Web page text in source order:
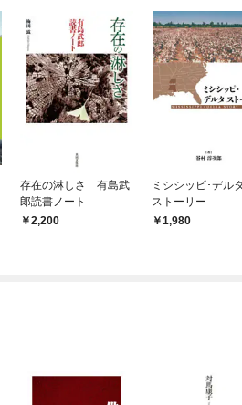
存在の淋しさ 有島武
郎読書ノート
2,200
ミシシッピ･デル
ストーリー
1,980